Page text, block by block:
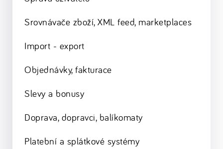
Srovnávače zboží, XML feed, marketplaces
Import - export
Objednávky, fakturace
Slevy a bonusy
Doprava, dopravci, balíkomaty
Platební a splátkové systémy